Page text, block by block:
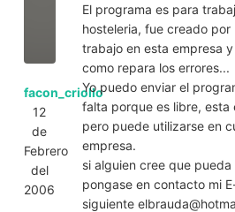
facon_criollo
12
de
Febrero
del
2006
El programa es para
hosteleria, fue creado por
trabajo en esta empresa
como repara los errores...
Yo puedo enviar el
falta porque es libre, esta
pero puede utilizarse en
empresa.
si alguien cree que
pongase en contacto mi
siguiente